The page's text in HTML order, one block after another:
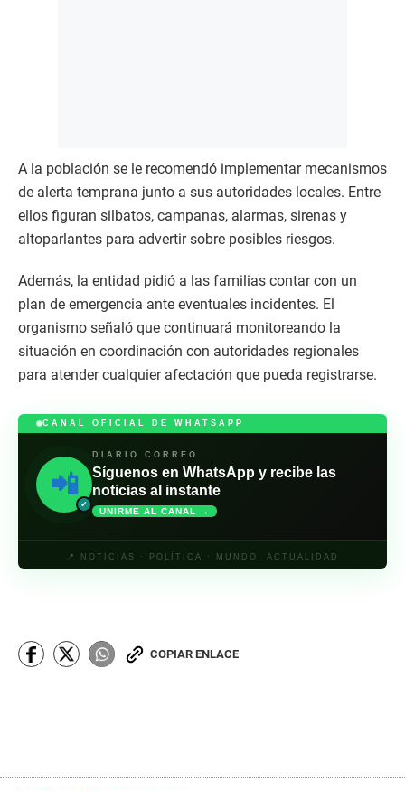
A la población se le recomendó implementar mecanismos
de alerta temprana junto a sus autoridades locales. Entre
ellos figuran silbatos, campanas, alarmas, sirenas y
altoparlantes para advertir sobre posibles riesgos.
Además, la entidad pidió a las familias contar con un
plan de emergencia ante eventuales incidentes. El
organismo señaló que continuará monitoreando la
situación en coordinación con autoridades regionales
para atender cualquier afectación que pueda registrarse.
CANAL OFICIAL DE WHATSAPP
📲
✓
DIARIO CORREO
Síguenos en WhatsApp y recibe las
noticias al instante
UNIRME AL CANAL →
📍 NOTICIAS · POLÍTICA · MUNDO· ACTUALIDAD
COPIAR ENLACE